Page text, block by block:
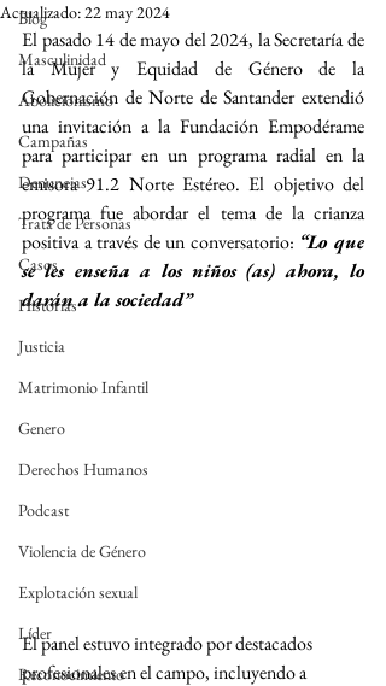
Blog
Masculinidad
Abolicionismo
Campañas
Denuncias
Trata de Personas
Casos
Historias
Justicia
Matrimonio Infantil
Genero
Derechos Humanos
Podcast
Violencia de Género
Explotación sexual
Líder
Reconocimiento
Actualizado:22 may 2024
El pasado 14 de mayo del 2024, la Secretaría de
la Mujer y Equidad de Género de la
Gobernación de Norte de Santander extendió
una invitación a la Fundación Empodérame
para participar en un programa radial en la
emisora 91.2 Norte Estéreo. El objetivo del
programa fue abordar el tema de la crianza
positiva a través de un conversatorio: “Lo que
se les enseña a los niños (as) ahora, lo
darán a la sociedad”
El panel estuvo integrado por destacados
profesionales en el campo, incluyendo a